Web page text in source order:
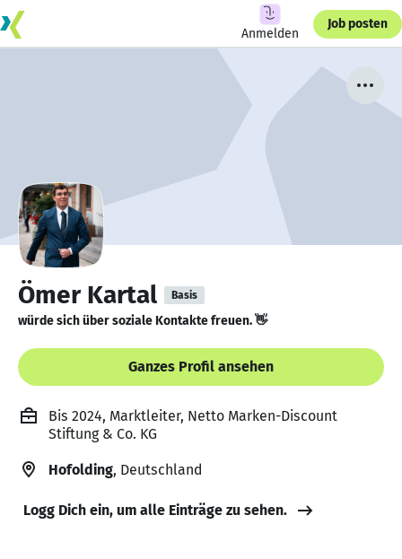
Anmelden
Job posten
Ömer Kartal Basis
würde sich über soziale Kontakte freuen. 👋
Ganzes Profil ansehen
Bis 2024, Marktleiter, Netto Marken-Discount
Stiftung & Co. KG
Hofolding, Deutschland
Logg Dich ein, um alle Einträge zu sehen.